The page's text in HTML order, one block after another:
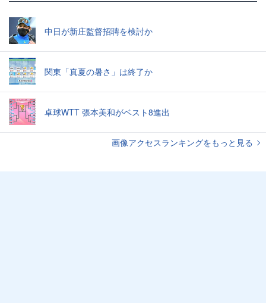
中日が新庄監督招聘を検討か
関東「真夏の暑さ」は終了か
卓球WTT 張本美和がベスト8進出
画像アクセスランキングをもっと見る